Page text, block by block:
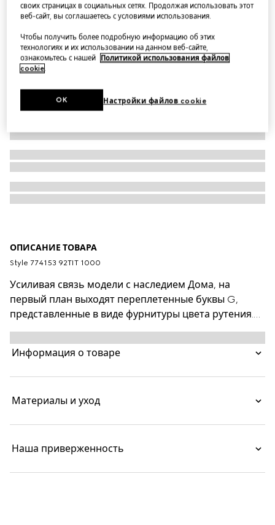
ОПИСАНИЕ ТОВАРА
Style ‎774153 92TIT 1000
Усиливая связь модели с наследием Дома, на
первый план выходят переплетенные буквы G,
представленные в виде фурнитуры цвета рутения.
Ремень выполнен из текстиля GG Supreme черного
цвета.
Информация о товаре
Материалы и уход
Наша приверженность
своих страницах в социальных сетях. Продолжая использовать этот
веб-сайт, вы соглашаетесь с условиями использования.
Чтобы получить более подробную информацию об этих
технологиях и их использовании на данном веб-сайте,
ознакомьтесь с нашей
Политикой использования файлов
cookie.
Настройки файлов cookie
OK